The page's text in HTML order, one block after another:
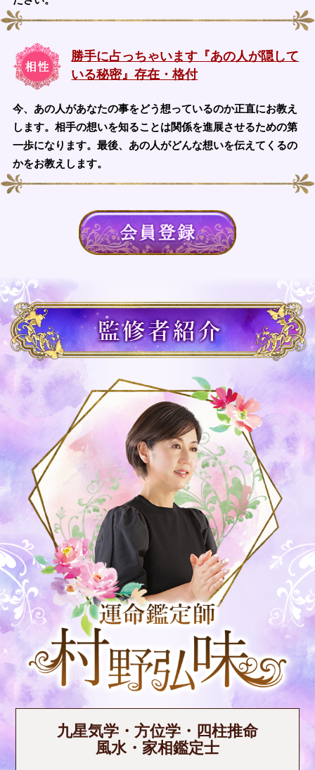
勝手に占っちゃいます『あの人が隠して
いる秘密』存在・格付
今、あの人があなたの事をどう想っているのか正直にお教え
します。相手の想いを知ることは関係を進展させるための第
一歩になります。最後、あの人がどんな想いを伝えてくるの
かをお教えします。
九星気学・方位学・四柱推命
風水・家相鑑定士